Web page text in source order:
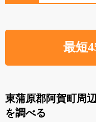
東蒲原郡阿賀町周
を調べる